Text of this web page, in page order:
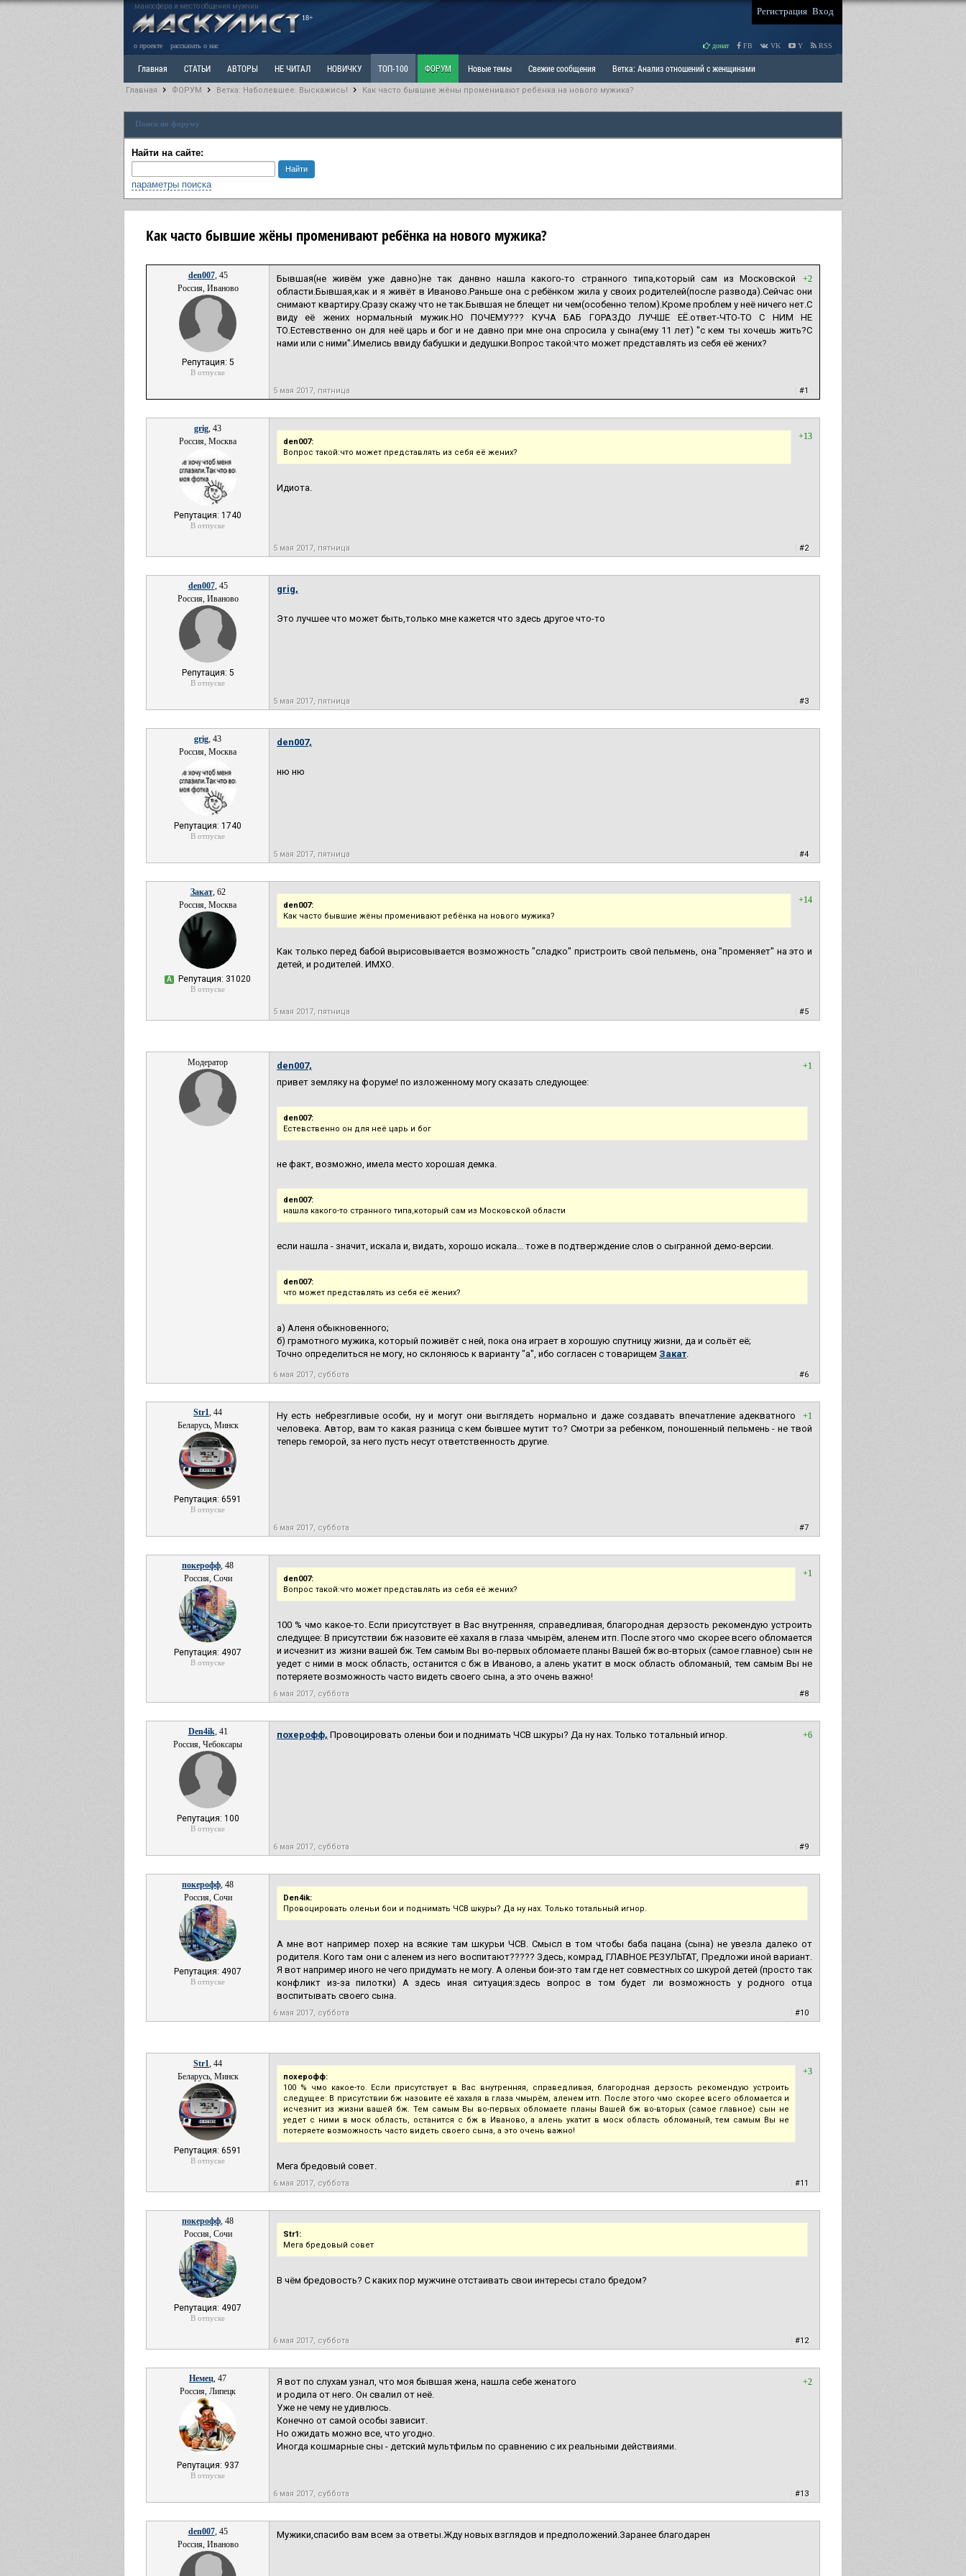
маносфера и место общения мужчин
18+
Регистрация Вход
о проекте рассказать о нас донат FB VK Y RSS
Главная СТАТЬИ АВТОРЫ НЕ ЧИТАЛ НОВИЧКУ ТОП-100 ФОРУМ Новые темы Свежие сообщения Ветка: Анализ отношений с женщинами
РАЗДЕЛ: Мы и Женщины РАЗДЕЛ: Маскулизм, МД и права мужчин
РАЗДЕЛ: Разное
Главная ФОРУМ Ветка: Наболевшее. Выскажись! Как часто бывшие жёны променивают ребёнка на нового мужика?
Поиск по форуму
Найти на сайте:
параметры поиска
Как часто бывшие жёны променивают ребёнка на нового мужика?
den007, 45
Россия, Иваново
Репутация: 5
В отпуске
+2
Бывшая(не живём уже давно)не так данвно нашла какого-то странного типа,который сам из Московской
области.Бывшая,как и я живёт в Иваново.Раньше она с ребёнком жила у своих родителей(после развода).Сейчас они
снимают квартиру.Сразу скажу что не так.Бывшая не блещет ни чем(особенно телом).Кроме проблем у неё ничего нет.С
виду её жених нормальный мужик.НО ПОЧЕМУ??? КУЧА БАБ ГОРАЗДО ЛУЧШЕ ЕЁ.ответ-ЧТО-ТО С НИМ НЕ
ТО.Естевственно он для неё царь и бог и не давно при мне она спросила у сына(ему 11 лет) "с кем ты хочешь жить?С
нами или с ними".Имелись ввиду бабушки и дедушки.Вопрос такой:что может представлять из себя её жених?
5 мая 2017, пятница #1
grig, 43
Россия, Москва
Репутация: 1740
В отпуске
+13
den007:
Вопрос такой:что может представлять из себя её жених?
Идиота.
5 мая 2017, пятница #2
den007, 45
Россия, Иваново
Репутация: 5
В отпуске
grig,
Это лучшее что может быть,только мне кажется что здесь другое что-то
5 мая 2017, пятница #3
grig, 43
Россия, Москва
Репутация: 1740
В отпуске
den007,
ню ню
5 мая 2017, пятница #4
Закат, 62
Россия, Москва
А Репутация: 31020
В отпуске
+14
den007:
Как часто бывшие жёны променивают ребёнка на нового мужика?
Как только перед бабой вырисовывается возможность "сладко" пристроить свой пельмень, она "променяет" на это и
детей, и родителей. ИМХО.
5 мая 2017, пятница #5
Модератор +1
den007,
привет земляку на форуме! по изложенному могу сказать следующее:
den007:
Естевственно он для неё царь и бог
не факт, возможно, имела место хорошая демка.
den007:
нашла какого-то странного типа,который сам из Московской области
если нашла - значит, искала и, видать, хорошо искала... тоже в подтверждение слов о сыгранной демо-версии.
den007:
что может представлять из себя её жених?
а) Аленя обыкновенного;
б) грамотного мужика, который поживёт с ней, пока она играет в хорошую спутницу жизни, да и сольёт её;
Точно определиться не могу, но склоняюсь к варианту "а", ибо согласен с товарищем Закат.
6 мая 2017, суббота #6
Str1, 44
Беларусь, Минск
Репутация: 6591
В отпуске
+1
Ну есть небрезгливые особи, ну и могут они выглядеть нормально и даже создавать впечатление адекватного
человека. Автор, вам то какая разница с кем бывшее мутит то? Смотри за ребенком, поношенный пельмень - не твой
теперь геморой, за него пусть несут ответственность другие.
6 мая 2017, суббота #7
покерофф, 48
Россия, Сочи
Репутация: 4907
В отпуске
+1
den007:
Вопрос такой:что может представлять из себя её жених?
100 % чмо какое-то. Если присутствует в Вас внутренняя, справедливая, благородная дерзость рекомендую устроить
следущее: В присутствии бж назовите её хахаля в глаза чмырём, аленем итп. После этого чмо скорее всего обломается
и исчезнит из жизни вашей бж. Тем самым Вы во-первых обломаете планы Вашей бж во-вторых (самое главное) сын не
уедет с ними в моск область, останится с бж в Иваново, а алень укатит в моск область обломаный, тем самым Вы не
потеряете возможность часто видеть своего сына, а это очень важно!
6 мая 2017, суббота #8
Den4ik, 41
Россия, Чебоксары
Репутация: 100
В отпуске
+6
похерофф, Провоцировать оленьи бои и поднимать ЧСВ шкуры? Да ну нах. Только тотальный игнор.
6 мая 2017, суббота #9
покерофф, 48
Россия, Сочи
Репутация: 4907
В отпуске
Den4ik:
Провоцировать оленьи бои и поднимать ЧСВ шкуры? Да ну нах. Только тотальный игнор.
А мне вот например похер на всякие там шкурьи ЧСВ. Смысл в том чтобы баба пацана (сына) не увезла далеко от
родителя. Кого там они с аленем из него воспитают????? Здесь, комрад, ГЛАВНОЕ РЕЗУЛЬТАТ, Предложи иной вариант.
Я вот например иного не чего придумать не могу. А оленьи бои-это там где нет совместных со шкурой детей (просто так
конфликт из-за пилотки) А здесь иная ситуация:здесь вопрос в том будет ли возможность у родного отца
воспитывать своего сына.
6 мая 2017, суббота #10
Str1, 44
Беларусь, Минск
Репутация: 6591
В отпуске
+3
похерофф:
100 % чмо какое-то. Если присутствует в Вас внутренняя, справедливая, благородная дерзость рекомендую устроить
следущее: В присутствии бж назовите её хахаля в глаза чмырём, аленем итп. После этого чмо скорее всего обломается и
исчезнит из жизни вашей бж. Тем самым Вы во-первых обломаете планы Вашей бж во-вторых (самое главное) сын не
уедет с ними в моск область, останится с бж в Иваново, а алень укатит в моск область обломаный, тем самым Вы не
потеряете возможность часто видеть своего сына, а это очень важно!
Мега бредовый совет.
6 мая 2017, суббота #11
покерофф, 48
Россия, Сочи
Репутация: 4907
В отпуске
Str1:
Мега бредовый совет
В чём бредовость? С каких пор мужчине отстаивать свои интересы стало бредом?
6 мая 2017, суббота #12
Немец, 47
Россия, Липецк
Репутация: 937
В отпуске
+2
Я вот по слухам узнал, что моя бывшая жена, нашла себе женатого
и родила от него. Он свалил от неё.
Уже не чему не удивлюсь.
Конечно от самой особы зависит.
Но ожидать можно все, что угодно.
Иногда кошмарные сны - детский мультфильм по сравнению с их реальными действиями.
6 мая 2017, суббота #13
den007, 45
Россия, Иваново
Мужики,спасибо вам всем за ответы.Жду новых взглядов и предположений.Заранее благодарен